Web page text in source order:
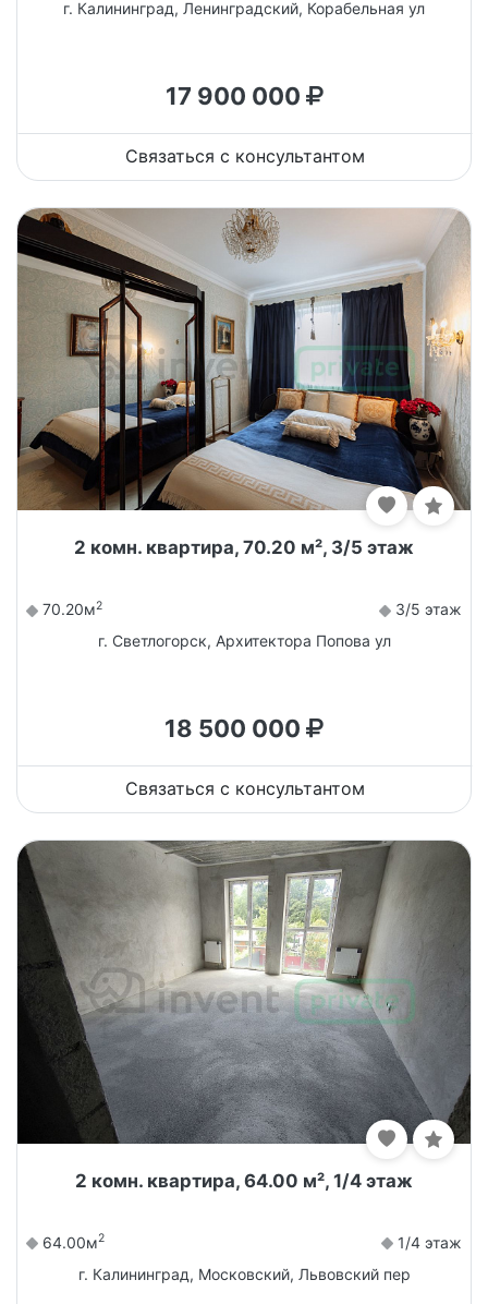
г. Калининград, Ленинградский, Корабельная ул
17 900 000
Связаться с консультантом
2 комн. квартира, 70.20 м², 3/5 этаж
70.20м2
3/5 этаж
г. Светлогорск, Архитектора Попова ул
18 500 000
Связаться с консультантом
2 комн. квартира, 64.00 м², 1/4 этаж
64.00м2
1/4 этаж
г. Калининград, Московский, Львовский пер